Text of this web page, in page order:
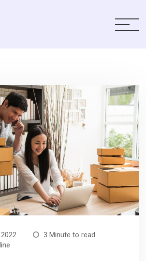
3 Minute to read